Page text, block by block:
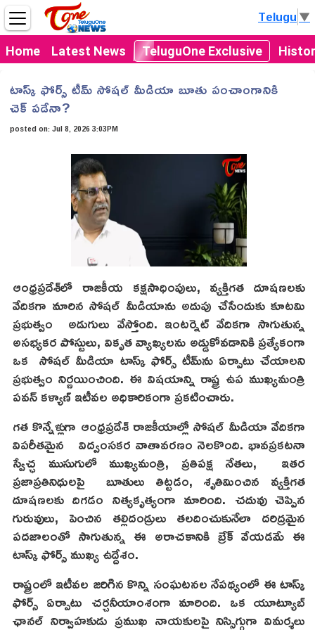
Home Latest News TeluguOne Exclusive
Telugu▼
టాస్క్ ఫోర్స్ టీమ్ సోషల్ మీడియా బూతు పంచాంగానికి
చెక్ పడేనా?
posted on:Jul 8, 2026 3:03PM
ఆంధ్రప్రదేశ్‌లో రాజకీయ కక్షసాధింపులు, వ్యక్తిగత దూషణలకు
వేదికగా మారిన సోషల్ మీడియాను అదుపు చేసేందుకు కూటమి
ప్రభుత్వం అడుగులు వేస్తోంది. ఇంటర్నెట్ వేదికగా సాగుతున్న
అసభ్యకర పోస్టులు, వికృత వ్యాఖ్యలను అడ్డుకోవడానికి ప్రత్యేకంగా
ఒక సోషల్ మీడియా టాస్క్ ఫోర్స్ టీమ్‌ను ఏర్పాటు చేయాలని
ప్రభుత్వం నిర్ణయించింది. ఈ విషయాన్ని రాష్ట్ర ఉప ముఖ్యమంత్రి
పవన్ కళ్యాణ్ ఇటీవల అధికారికంగా ప్రకటించారు.
గత కొన్నేళ్లుగా ఆంధ్రప్రదేశ్ రాజకీయాల్లో సోషల్ మీడియా వేదికగా
విపరీతమైన విద్వంసకర వాతావరణం నెలకొంది. భావప్రకటనా
స్వేచ్ఛ ముసుగులో ముఖ్యమంత్రి, ప్రతిపక్ష నేతలు, ఇతర
ప్రజాప్రతినిధులపై బూతులు తిట్టడం, శృతిమించిన వ్యక్తిగత
దూషణలకు దిగడం నిత్యకృత్యంగా మారింది. చదువు చెప్పిన
గురువులు, పెంచిన తల్లిదండ్రులు తలదించుకునేలా దరిద్రమైన
పదజాలంతో సాగుతున్న ఈ అరాచకానికి బ్రేక్ వేయడమే ఈ
టాస్క్ ఫోర్స్ ముఖ్య ఉద్దేశం.
రాష్ట్రంలో ఇటీవల జరిగిన కొన్ని సంఘటనల నేపథ్యంలో ఈ టాస్క్
ఫోర్స్ ఏర్పాటు చర్చనీయాంశంగా మారింది. ఒక యూట్యూబ్
ఛానల్ నిర్వాహకుడు ప్రముఖ నాయకులపై నిస్సిగ్గుగా విమర్శలు